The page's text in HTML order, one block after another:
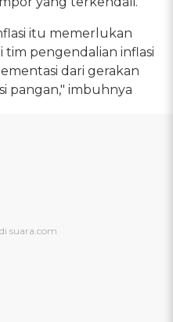
itu memerlukan
tim pengendalian inflasi
dari gerakan
pangan," imbuhnya